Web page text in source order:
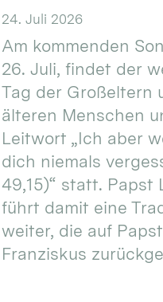
24. Juli 2026
Am kommenden
26. Juli, findet der
Tag der Großeltern
älteren Menschen
Leitwort „Ich aber
dich niemals
49,15)“ statt. Papst
führt damit eine
weiter, die auf Papst
Franziskus